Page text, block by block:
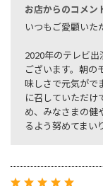
お店からのコメン
いつもご愛顧いた
2020年のテレビ
ございます。朝の
味しさで元気がで
に召していただけ
め、みなさまの健
るよう努めてまい